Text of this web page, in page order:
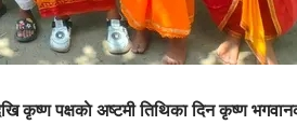
कृष्ण पक्षकाे अष्टमी तिथिका दिन कृष्ण